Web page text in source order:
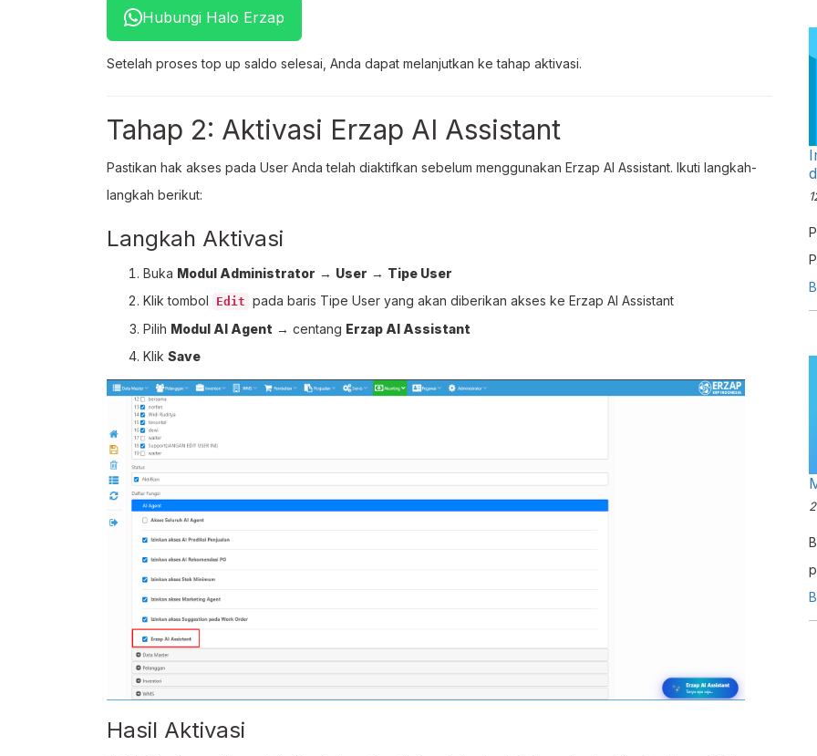
Hubungi Halo Erzap
Setelah proses top up saldo selesai, Anda dapat melanjutkan ke tahap aktivasi.
Tahap 2: Aktivasi Erzap AI Assistant
Pastikan hak akses pada User Anda telah diaktifkan sebelum menggunakan Erzap AI Assistant. Ikuti langkah-
langkah berikut:
Langkah Aktivasi
Buka Modul Administrator → User → Tipe User
Klik tombol
Edit pada baris Tipe User yang akan diberikan akses ke Erzap AI Assistant
Pilih Modul AI Agent → centang Erzap AI Assistant
Klik Save
Hasil Aktivasi